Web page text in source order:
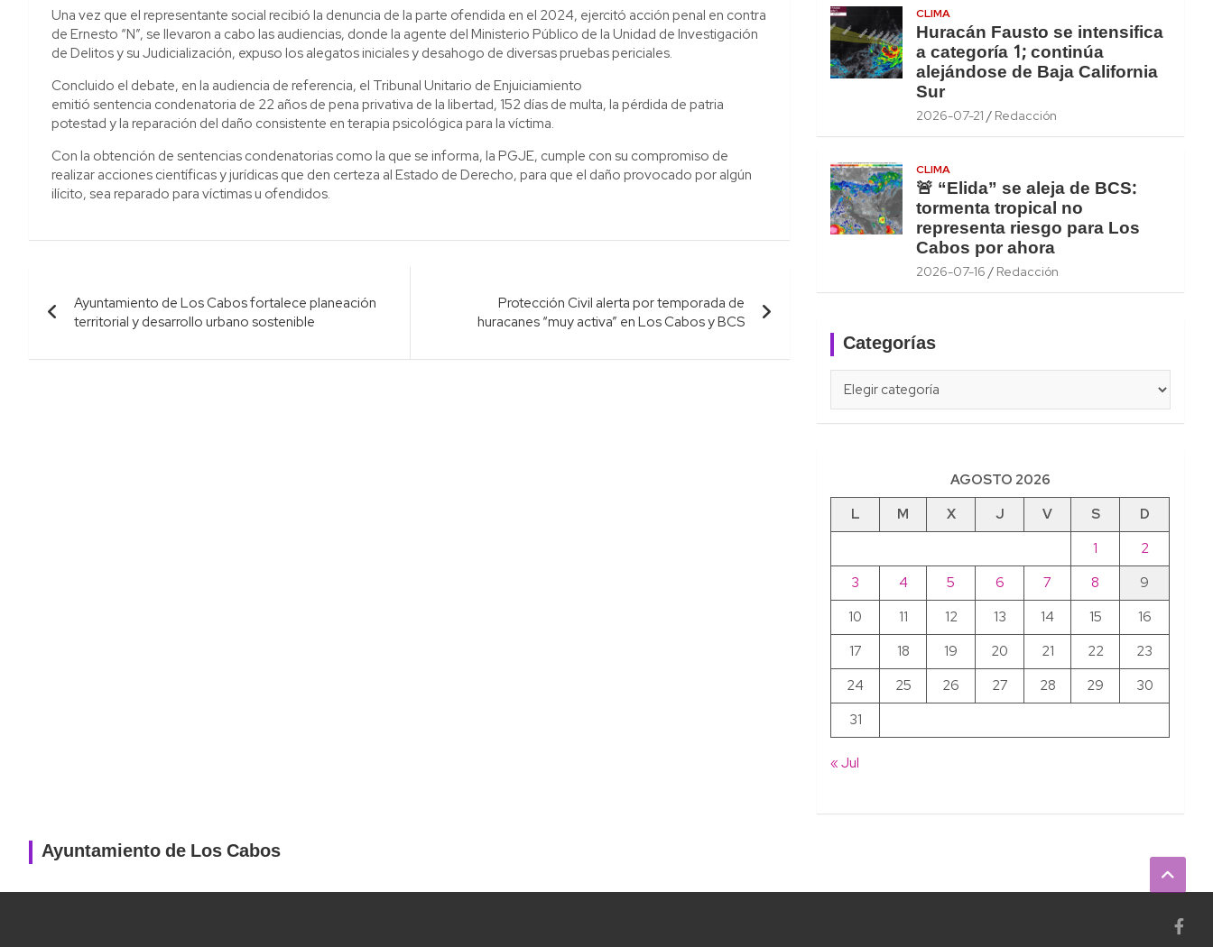
Una vez que el representante social recibió la denuncia de la parte ofendida en el 2024, ejercitó acción penal en contra
de Ernesto “N”, se llevaron a cabo las audiencias, donde la agente del Ministerio Público de la Unidad de Investigación
de Delitos y su Judicialización, expuso los alegatos iniciales y desahogo de diversas pruebas periciales.
Concluido el debate, en la audiencia de referencia, el Tribunal Unitario de Enjuiciamiento
emitió sentencia condenatoria de 22 años de pena privativa de la libertad, 152 días de multa, la pérdida de patria
potestad y la reparación del daño consistente en terapia psicológica para la víctima.
Con la obtención de sentencias condenatorias como la que se informa, la PGJE, cumple con su compromiso de
realizar acciones científicas y jurídicas que den certeza al Estado de Derecho, para que el daño provocado por algún
ilícito, sea reparado para víctimas u ofendidos.
Navegación
de
entradas
Ayuntamiento de Los Cabos fortalece planeación
territorial y desarrollo urbano sostenible
Protección Civil alerta por temporada de
huracanes “muy activa” en Los Cabos y BCS
CLIMA
Huracán Fausto se intensifica
a categoría 1; continúa
alejándose de Baja California
Sur
2026-07-21 Redacción
CLIMA
🚨 “Elida” se aleja de BCS:
tormenta tropical no
representa riesgo para Los
Cabos por ahora
2026-07-16 Redacción
Categorías
AGOSTO 2026
L
M X J V S
D
1
2
3
4 5 6 7 8
9
10
11 12 13 14 15
16
17
18 19 20 21 22
23
24
25 26 27 28 29
30
31
« Jul
Ayuntamiento de Los Cabos